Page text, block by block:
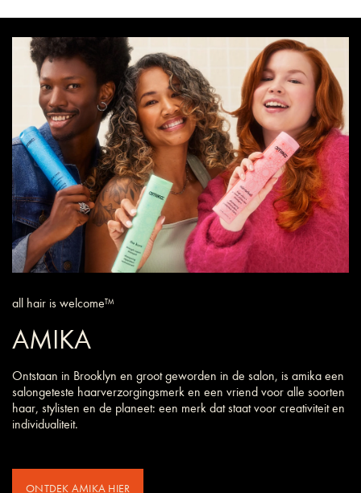
all hair is welcome™
AMIKA
Ontstaan in Brooklyn en groot geworden in de salon, is amika een
salongeteste haarverzorgings­merk en een vriend voor alle soorten
haar, stylisten en de planeet: een merk dat staat voor creativiteit en
individualiteit.
ONTDEK AMIKA HIER